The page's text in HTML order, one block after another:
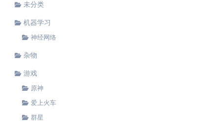
未分类
机器学习
神经网络
杂物
游戏
原神
爱上火车
群星